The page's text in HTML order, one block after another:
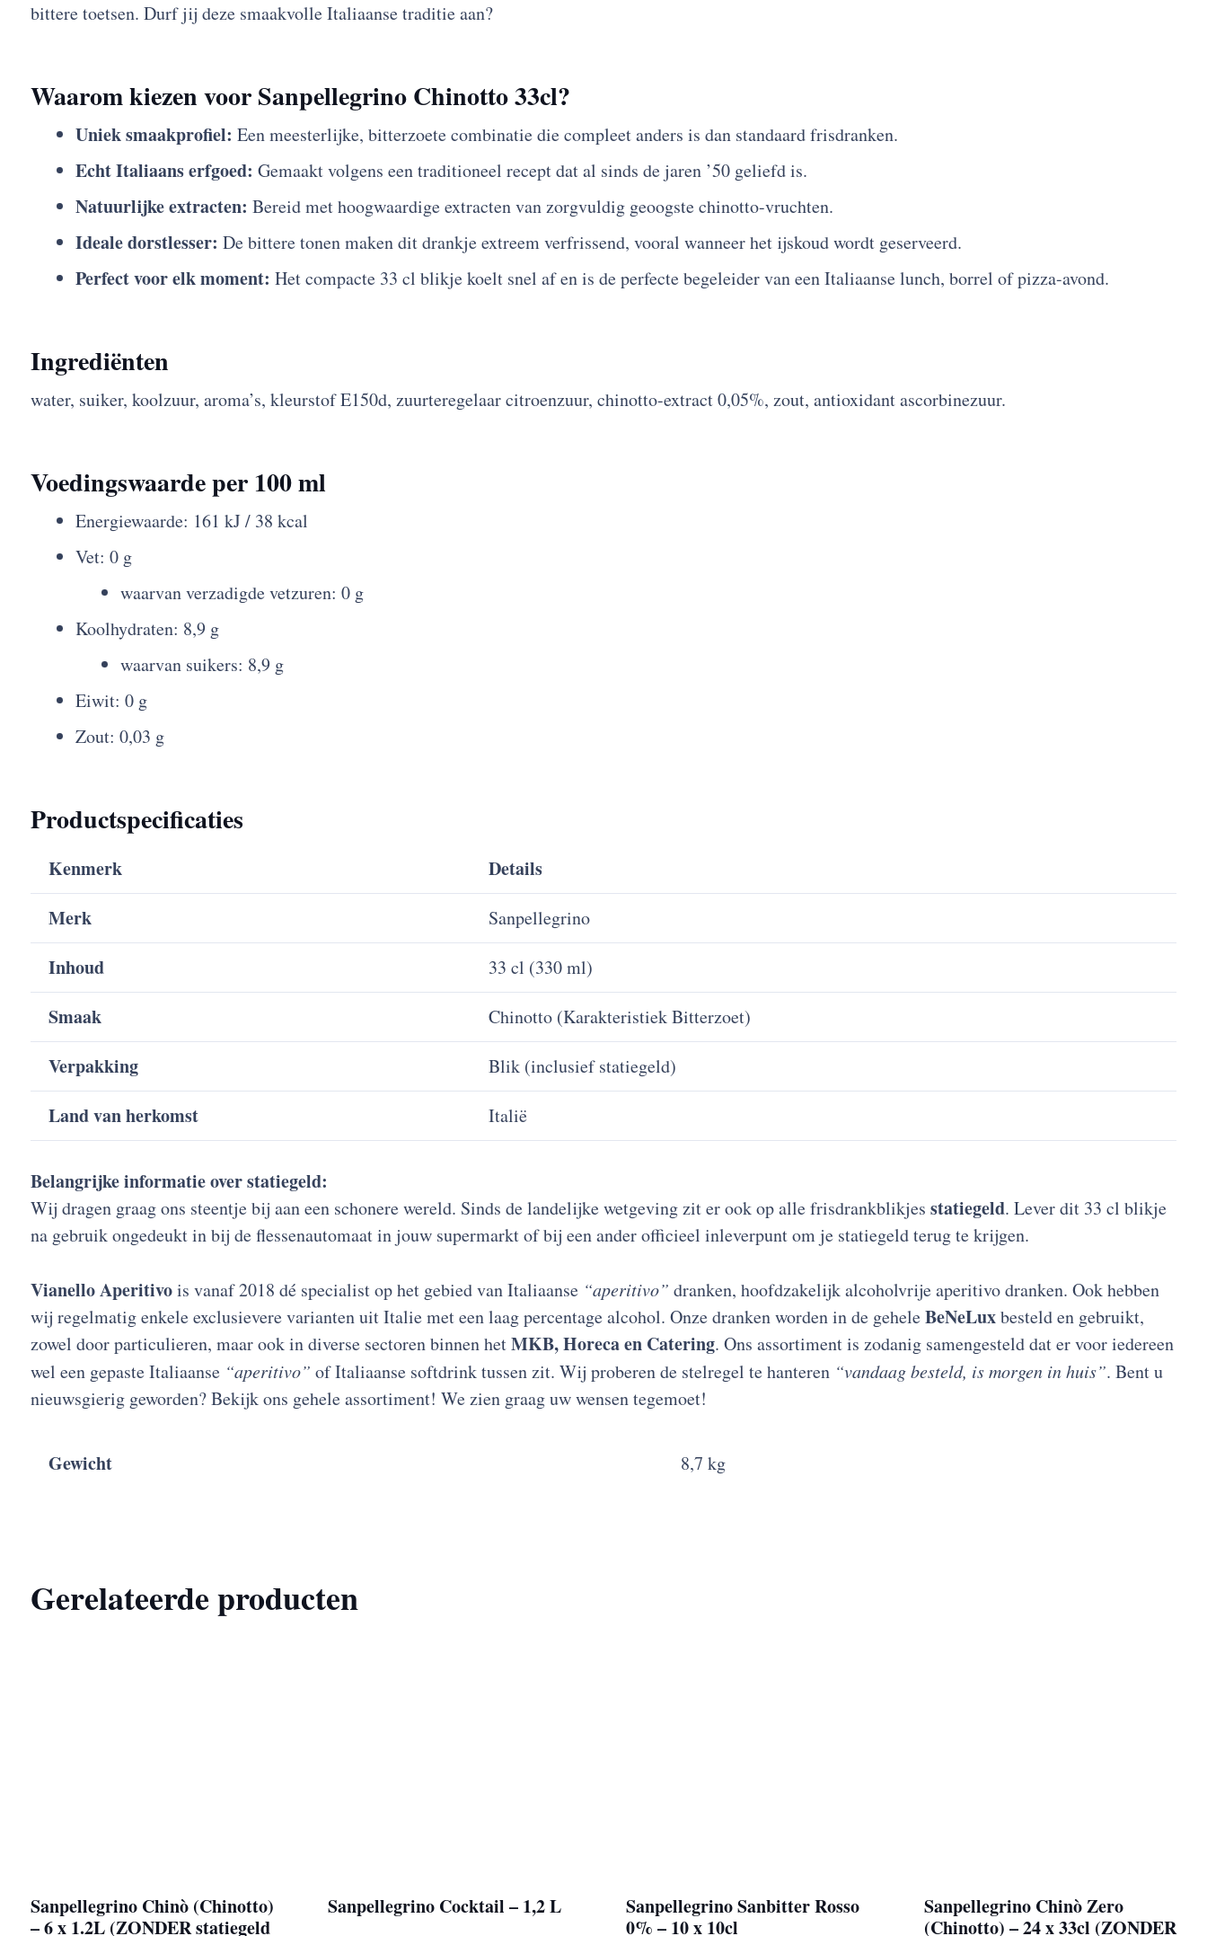
bittere toetsen. Durf jij deze smaakvolle Italiaanse traditie aan?
Waarom kiezen voor Sanpellegrino Chinotto 33cl?
Uniek smaakprofiel: Een meesterlijke, bitterzoete combinatie die compleet anders is dan standaard frisdranken.
Echt Italiaans erfgoed: Gemaakt volgens een traditioneel recept dat al sinds de jaren ’50 geliefd is.
Natuurlijke extracten: Bereid met hoogwaardige extracten van zorgvuldig geoogste chinotto-vruchten.
Ideale dorstlesser: De bittere tonen maken dit drankje extreem verfrissend, vooral wanneer het ijskoud wordt geserveerd.
Perfect voor elk moment: Het compacte 33 cl blikje koelt snel af en is de perfecte begeleider van een Italiaanse lunch, borrel of pizza-avond.
Ingrediënten
water, suiker, koolzuur, aroma’s, kleurstof E150d, zuurteregelaar citroenzuur, chinotto-extract 0,05%, zout, antioxidant ascorbinezuur.
Voedingswaarde per 100 ml
Energiewaarde: 161 kJ / 38 kcal
Vet: 0 g
waarvan verzadigde vetzuren: 0 g
Koolhydraten: 8,9 g
waarvan suikers: 8,9 g
Eiwit: 0 g
Zout: 0,03 g
Productspecificaties
Kenmerk
Details
Merk
Sanpellegrino
Inhoud 33 cl (330 ml)
Smaak Chinotto (Karakteristiek Bitterzoet)
Verpakking Blik (inclusief statiegeld)
Land van herkomst Italië
Belangrijke informatie over statiegeld:
Wij dragen graag ons steentje bij aan een schonere wereld. Sinds de landelijke wetgeving zit er ook op alle frisdrankblikjes statiegeld. Lever dit 33 cl blikje
na gebruik ongedeukt in bij de flessenautomaat in jouw supermarkt of bij een ander officieel inleverpunt om je statiegeld terug te krijgen.
Vianello Aperitivois vanaf 2018 dé specialist op het gebied van Italiaanse “aperitivo” dranken, hoofdzakelijk alcoholvrije aperitivo dranken. Ook hebben
wij regelmatig enkele exclusievere varianten uit Italie met een laag percentage alcohol. Onze dranken worden in de geheleBeNeLuxbesteld en gebruikt,
zowel door particulieren, maar ook in diverse sectoren binnen hetMKB, Horeca en Catering. Ons assortiment is zodanig samengesteld dat er voor iedereen
wel een gepaste Italiaanse “aperitivo” of Italiaanse softdrink tussen zit. Wij proberen de stelregel te hanteren “vandaag besteld, is morgen in huis”. Bent u
nieuwsgierig geworden? Bekijk ons gehele assortiment! We zien graag uw wensen tegemoet!
Gewicht 8,7 kg
Gerelateerde producten
Sanpellegrino Chinò (Chinotto)
– 6 x 1.2L (ZONDER statiegeld
Sanpellegrino Cocktail – 1,2 L
Sanpellegrino Sanbitter Rosso
0% – 10 x 10cl
Sanpellegrino Chinò Zero
(Chinotto) – 24 x 33cl (ZONDER